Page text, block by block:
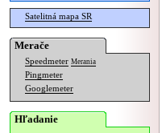
Satelitná mapa SR
Merače
Speedmeter Merania
Pingmeter
Googlemeter
Hľadanie